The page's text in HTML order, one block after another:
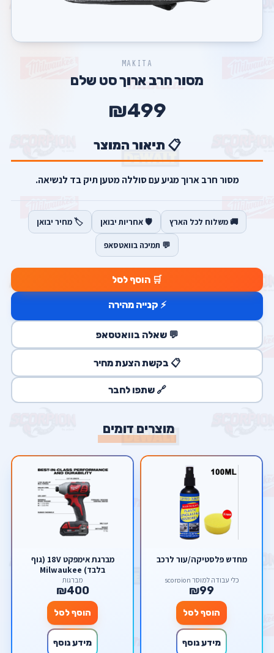
MAKITA
מסור חרב ארוך סט שלם
₪499
📋 תיאור המוצר
מסור חרב ארוך מגיע עם סוללה מטען תיק בד לנשיאה.
🚚 משלוח לכל הארץ 🛡️ אחריות יבואן 🏷️ מחיר יבואן
💬 תמיכה בוואטסאפ
🛒 הוסף לסל
⚡ קנייה מהירה
💬 שאלה בוואטסאפ
📋 בקשת הצעת מחיר
🔗 שתפו לחבר
מוצרים דומים
מחדש פלסטיקה/עור לרכב
כלי עבודה למוסך scorpion
₪99
הוסף לסל
מידע נוסף
מברגת אימפקט 18V (גוף
בלבד) Milwaukee
מברגות
₪400
הוסף לסל
מידע נוסף